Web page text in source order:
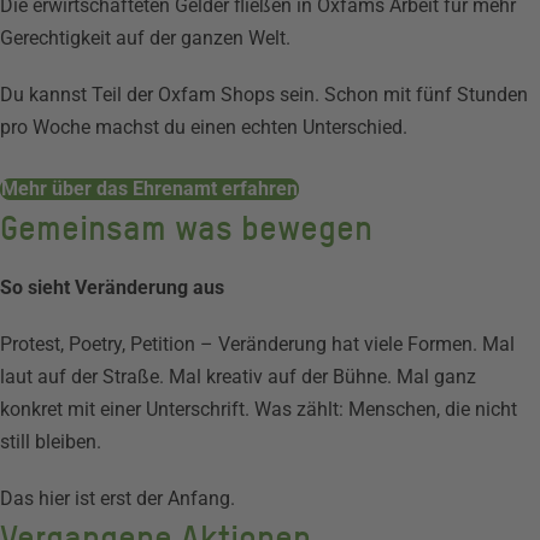
Die erwirtschafteten Gelder fließen in Oxfams Arbeit für mehr
Gerechtigkeit auf der ganzen Welt.
Du kannst Teil der Oxfam Shops sein. Schon mit fünf Stunden
pro Woche machst du einen echten Unterschied.
Mehr über das Ehrenamt erfahren
Gemeinsam was bewegen
So sieht Veränderung aus
Protest, Poetry, Petition – Veränderung hat viele Formen. Mal
laut auf der Straße. Mal kreativ auf der Bühne. Mal ganz
konkret mit einer Unterschrift. Was zählt: Menschen, die nicht
still bleiben.
Das hier ist erst der Anfang.